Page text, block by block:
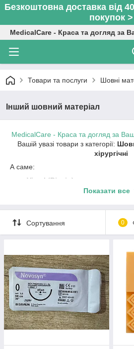
Безкоштовна доставка від
покупок >
MedicalCare - Краса та догляд за
Товари та послуги Шовні
Інший шовний матеріал
MedicalCare - Краса та догляд за
Вашій увазі товари з категорії:
хірургічні
А саме:
Vicryl (Вікріл)
Пролен (Prolene)
Етібонд (Ethibond)
Монокрил (Monocryl)
Кетгут (Catgut)
Оформити замовлення можна за
сайті та через кошик.
medicare.in.ua
Показати все
Сортування 0